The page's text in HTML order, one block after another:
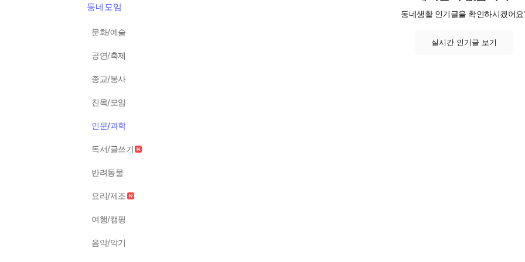
동네모임
문화/예술
공연/축제
종교/봉사
친목/모임
인문/과학
독서/글쓰기
반려동물
요리/제조
여행/캠핑
음악/악기
동네생활 인기글을 확인하시겠어요
실시간 인기글 보기